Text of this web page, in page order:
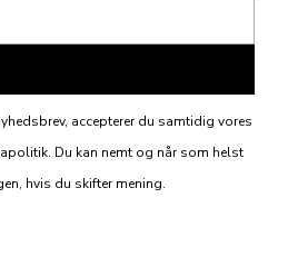
accepterer du samtidig vores
Du kan nemt og når som helst
hvis du skifter mening.